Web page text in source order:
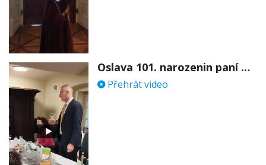
Oslava 101. narozenin paní Věry Skořepové
Přehrát video